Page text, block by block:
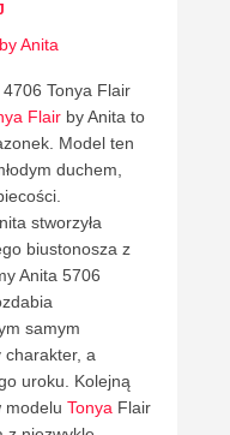
Tonya Flair
Flair by Anita to
Model ten
duchem,
stworzyła
biustonosza z
Anita 5706
samym
charakter, a
uroku. Kolejną
modelu Tonya Flair